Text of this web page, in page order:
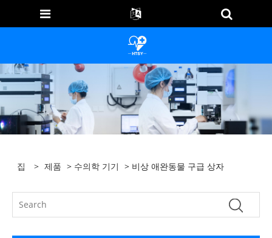
집 > 제품 > 수의학 기기 > 비상 애완동물 구급 상자